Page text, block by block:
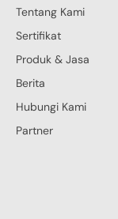
Tentang Kami
Sertifikat
Produk & Jasa
Berita
Hubungi Kami
Partner